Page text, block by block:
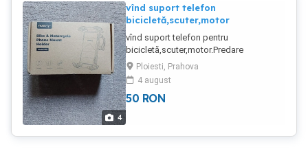
4
vînd suport telefon
bicicletă,scuter,motor
vînd suport telefon pentru
bicicletă,scuter,motor.Predare
personală.
Ploiesti, Prahova
4 august
50 RON